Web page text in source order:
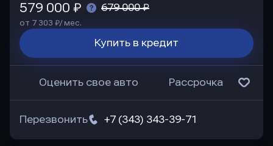
579 000 ₽ 679 000 ₽
от 7 303 ₽/ мес.
Купить в кредит
Оценить свое авто Рассрочка
+7 (343) 343-39-71
Перезвонить